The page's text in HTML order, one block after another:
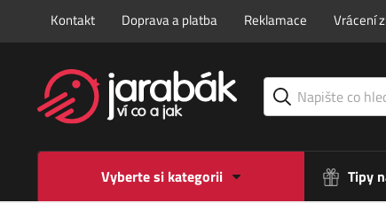
Kontakt Doprava a platba Reklamace Vrácení
Vyberte si kategorii Tipy